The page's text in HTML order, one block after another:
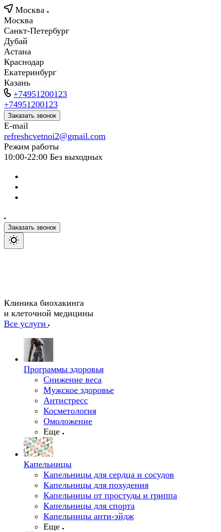
Москва
Москва
Санкт-Петербург
Дубай
Астана
Краснодар
Екатеринбург
Казань
+74951200123
+74951200123
Заказать звонок
E-mail
refreshcvetnoi2@gmail.com
Режим работы
10:00-22:00 Без выходных
Заказать звонок
Клиника биохакинга
и клеточной медицины
Все услуги
Программы здоровья
Снижение веса
Мужское здоровье
Антистресс
Косметология
Омоложение
Еще
Капельницы
Капельницы для сердца и сосудов
Капельницы для похудения
Капельницы от простуды и гриппа
Капельницы для спорта
Капельницы анти-эйдж
Еще